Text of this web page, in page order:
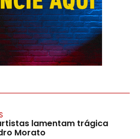
lamentam trágica
Morato